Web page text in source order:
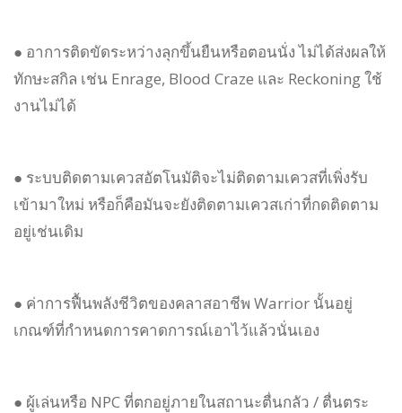
● อาการติดขัดระหว่างลุกขึ้นยืนหรือตอนนั่ง ไม่ได้ส่งผลให้
ทักษะสกิล เช่น Enrage, Blood Craze และ Reckoning ใช้
งานไม่ได้
● ระบบติดตามเควสอัตโนมัติจะไม่ติดตามเควสที่เพิ่งรับ
เข้ามาใหม่ หรือก็คือมันจะยังติดตามเควสเก่าที่กดติดตาม
อยู่เช่นเดิม
● ค่าการฟื้นพลังชีวิตของคลาสอาชีพ Warrior นั้นอยู่
เกณฑ์ที่กำหนดการคาดการณ์เอาไว้แล้วนั่นเอง
● ผู้เล่นหรือ NPC ที่ตกอยู่ภายในสถานะตื่นกลัว / ตื่นตระ